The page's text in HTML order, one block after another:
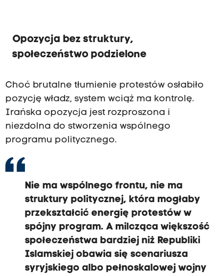
Opozycja bez struktury,
społeczeństwo podzielone
Choć brutalne tłumienie protestów osłabiło
pozycję władz, system wciąż ma kontrolę.
Irańska opozycja jest rozproszona i
niezdolna do stworzenia wspólnego
programu politycznego.
Nie ma wspólnego frontu, nie ma
struktury politycznej, która mogłaby
przekształcić energię protestów w
spójny program. A milcząca większość
społeczeństwa bardziej niż Republiki
Islamskiej obawia się scenariusza
syryjskiego albo pełnoskalowej wojny